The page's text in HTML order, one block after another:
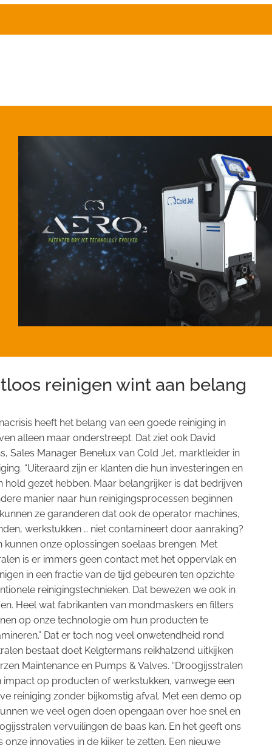
reinigen wint aan belang
heeft het belang van een goede reiniging in
alleen maar onderstreept. Dat ziet ook David
Sales Manager Benelux van Cold Jet, marktleider in
“Uiteraard zijn er klanten die hun investeringen en
hold gezet hebben. Maar belangrijker is dat bedrijven
manier naar hun reinigingsprocessen beginnen
ze garanderen dat ook de operator machines,
werkstukken … niet contamineert door aanraking?
kunnen onze oplossingen soelaas brengen. Met
is er immers geen contact met het oppervlak en
in een fractie van de tijd gebeuren ten opzichte
reinigingstechnieken. Dat bewezen we ook in
Heel wat fabrikanten van mondmaskers en filters
op onze technologie om hun producten te
Dat er toch nog veel onwetendheid rond
bestaat doet Kelgtermans reikhalzend uitkijken
Maintenance en Pumps & Valves. “Droogijsstralen
impact op producten of werkstukken, vanwege een
reiniging zonder bijkomstig afval. Met een demo op
we veel ogen doen opengaan over hoe snel en
vervuilingen de baas kan. En het geeft ons
onze innovaties in de kijker te zetten. Een nieuwe